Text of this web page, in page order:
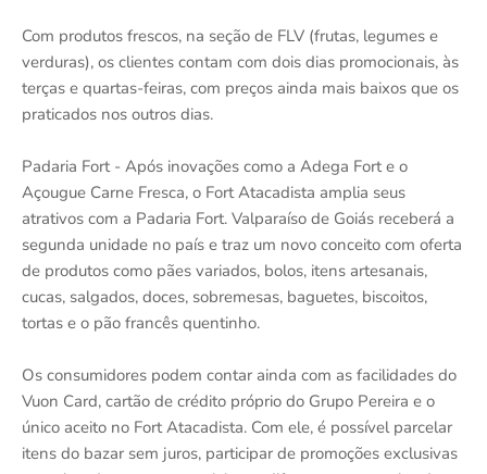
Com produtos frescos, na seção de FLV (frutas, legumes e
verduras), os clientes contam com dois dias promocionais, às
terças e quartas-feiras, com preços ainda mais baixos que os
praticados nos outros dias.
Padaria Fort - Após inovações como a Adega Fort e o
Açougue Carne Fresca, o Fort Atacadista amplia seus
atrativos com a Padaria Fort. Valparaíso de Goiás receberá a
segunda unidade no país e traz um novo conceito com oferta
de produtos como pães variados, bolos, itens artesanais,
cucas, salgados, doces, sobremesas, baguetes, biscoitos,
tortas e o pão francês quentinho.
Os consumidores podem contar ainda com as facilidades do
Vuon Card, cartão de crédito próprio do Grupo Pereira e o
único aceito no Fort Atacadista. Com ele, é possível parcelar
itens do bazar sem juros, participar de promoções exclusivas